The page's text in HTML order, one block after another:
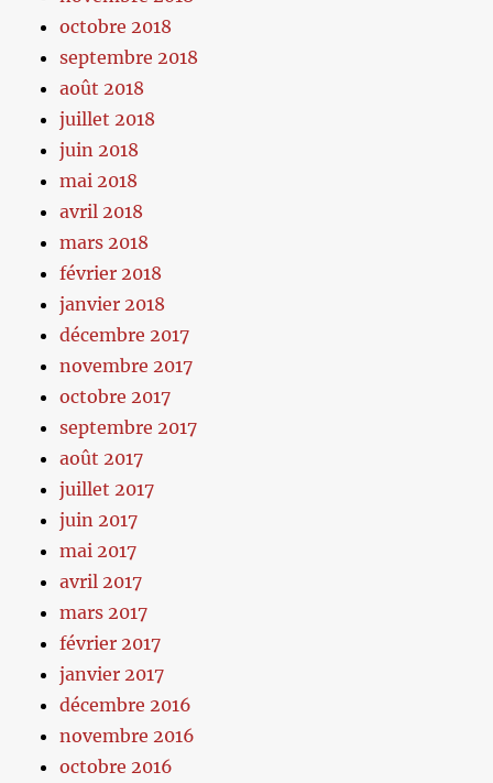
octobre 2018
septembre 2018
août 2018
juillet 2018
juin 2018
mai 2018
avril 2018
mars 2018
février 2018
janvier 2018
décembre 2017
novembre 2017
octobre 2017
septembre 2017
août 2017
juillet 2017
juin 2017
mai 2017
avril 2017
mars 2017
février 2017
janvier 2017
décembre 2016
novembre 2016
octobre 2016